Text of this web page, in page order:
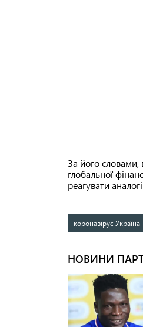
За його словами,
глобальної
реагувати
коронавірус Україна